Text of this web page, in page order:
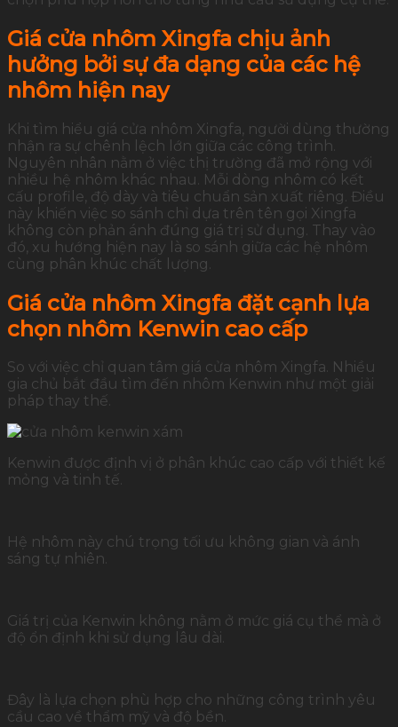
Giá cửa nhôm Xingfa chịu ảnh
hưởng bởi sự đa dạng của các hệ
nhôm hiện nay
Khi tìm hiểu giá cửa nhôm Xingfa, người dùng thường
nhận ra sự chênh lệch lớn giữa các công trình.
Nguyên nhân nằm ở việc thị trường đã mở rộng với
nhiều hệ nhôm khác nhau. Mỗi dòng nhôm có kết
cấu profile, độ dày và tiêu chuẩn sản xuất riêng. Điều
này khiến việc so sánh chỉ dựa trên tên gọi Xingfa
không còn phản ánh đúng giá trị sử dụng. Thay vào
đó, xu hướng hiện nay là so sánh giữa các hệ nhôm
cùng phân khúc chất lượng.
Giá cửa nhôm Xingfa đặt cạnh lựa
chọn nhôm Kenwin cao cấp
So với việc chỉ quan tâm giá cửa nhôm Xingfa. Nhiều
gia chủ bắt đầu tìm đến nhôm Kenwin như một giải
pháp thay thế.
Kenwin được định vị ở phân khúc cao cấp với thiết kế
mỏng và tinh tế.
Hệ nhôm này chú trọng tối ưu không gian và ánh
sáng tự nhiên.
Giá trị của Kenwin không nằm ở mức giá cụ thể mà ở
độ ổn định khi sử dụng lâu dài.
Đây là lựa chọn phù hợp cho những công trình yêu
cầu cao về thẩm mỹ và độ bền.